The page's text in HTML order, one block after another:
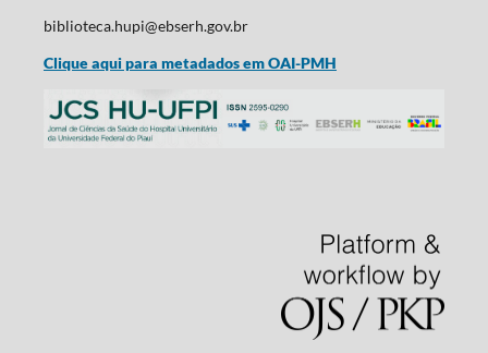
biblioteca.hupi@ebserh.gov.br
Clique aqui para metadados em OAI-PMH